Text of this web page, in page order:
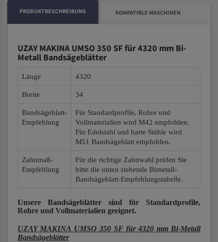
PRODUKTBESCHREIBUNG KOMPATIBLE MASCHINEN
UZAY MAKINA UMSO 350 SF für 4320 mm Bi-
Metall Bandsägeblätter
Länge 4320
Breite 34
Bandsägeblatt-
Empfehlung
Für Standardprofile, Rohre und
Vollmaterialien wird M42 empfohlen.
Für Edelstahl und harte Stähle wird
M51 Bandsägeblatt empfohlen.
Zahnmaß-
Empfehlung
Für die richtige Zahnwahl prüfen Sie
bitte die unten stehende Bimetall-
Bandsägeblatt-Empfehlungstabelle.
Unsere Bandsägeblätter sind für Standardprofile,
Rohre und Vollmaterialien geeignet.
UZAY MAKINA UMSO 350 SF für 4320 mm Bi-Metall
Bandsägeblätter